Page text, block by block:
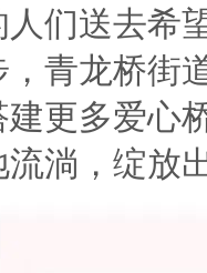
们送去希
青龙桥街
更多爱心
淌，绽放